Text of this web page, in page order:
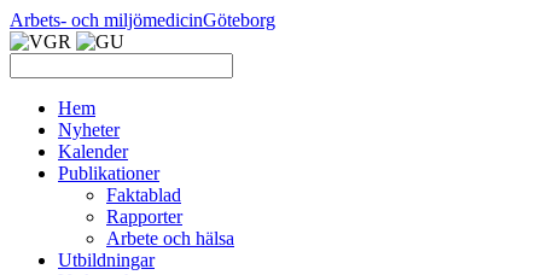
Arbets- och miljömedicinGöteborg
Hem
Nyheter
Kalender
Publikationer
Faktablad
Rapporter
Arbete och hälsa
Utbildningar